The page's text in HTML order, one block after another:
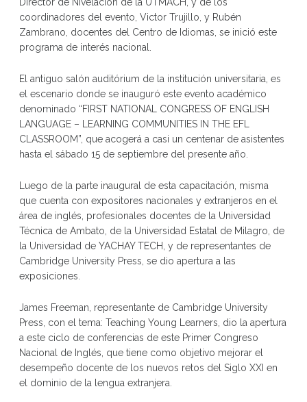
coordinadores del evento, Victor Trujillo, y Rubén
Zambrano, docentes del Centro de Idiomas, se inició este
programa de interés nacional.
El antiguo salón auditórium de la institución universitaria, es
el escenario donde se inauguró este evento académico
denominado “FIRST NATIONAL CONGRESS OF ENGLISH
LANGUAGE – LEARNING COMMUNITIES IN THE EFL
CLASSROOM”, que acogerá a casi un centenar de asistentes
hasta el sábado 15 de septiembre del presente año.
Luego de la parte inaugural de esta capacitación, misma
que cuenta con expositores nacionales y extranjeros en el
área de inglés, profesionales docentes de la Universidad
Técnica de Ambato, de la Universidad Estatal de Milagro, de
la Universidad de YACHAY TECH, y de representantes de
Cambridge University Press, se dio apertura a las
exposiciones.
James Freeman, representante de Cambridge University
Press, con el tema: Teaching Young Learners, dio la apertura
a este ciclo de conferencias de este Primer Congreso
Nacional de Inglés, que tiene como objetivo mejorar el
desempeño docente de los nuevos retos del Siglo XXI en
el dominio de la lengua extranjera.